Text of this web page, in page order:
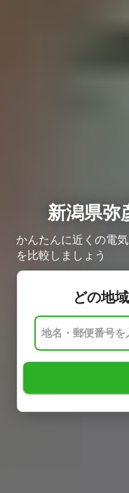
新潟県弥
かんたんに近くの電
を比較しましょう
どの地